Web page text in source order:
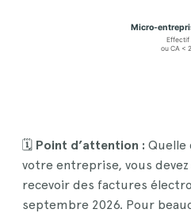
Micro-
Effectif
ou CA <
🗓️ Point d’attention : Quelle
votre entreprise, vous
recevoir des factures
septembre 2026. Pour